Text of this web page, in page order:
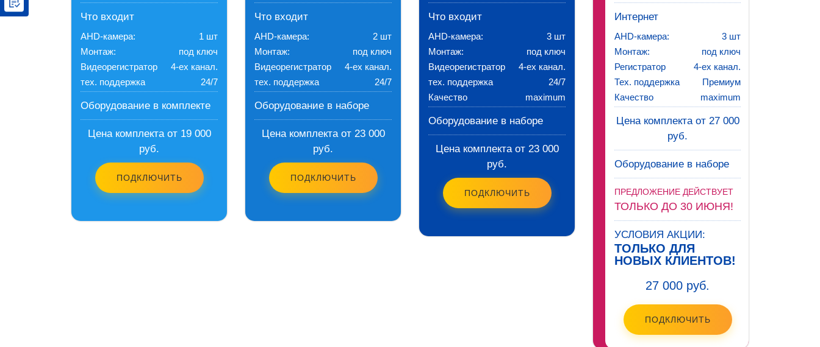
Что входит
AHD-камера:
1 шт
Монтаж:
под ключ
Видеорегистратор
4-ех канал.
тех. поддержка
24/7
Оборудование в комплекте
Цена комплекта от 19 000
руб.
ПОДКЛЮЧИТЬ
Что входит
AHD-камера:
2 шт
Монтаж:
под ключ
Видеорегистратор
4-ех канал.
тех. поддержка
24/7
Оборудование в наборе
Цена комплекта от 23 000
руб.
ПОДКЛЮЧИТЬ
Что входит
AHD-камера:
3 шт
Монтаж:
под ключ
Видеорегистратор
4-ех канал.
тех. поддержка
24/7
Качество
maximum
Оборудование в наборе
Цена комплекта от 23 000
руб.
ПОДКЛЮЧИТЬ
Интернет
AHD-камера:
3 шт
Монтаж:
под ключ
Регистратор
4-ех канал.
Тех. поддержка
Премиум
Качество
maximum
Цена комплекта от 27 000
руб.
Оборудование в наборе
ПРЕДЛОЖЕНИЕ ДЕЙСТВУЕТ
ТОЛЬКО ДО 30 ИЮНЯ!
УСЛОВИЯ АКЦИИ:
ТОЛЬКО ДЛЯ
НОВЫХ КЛИЕНТОВ!
27 000 руб.
ПОДКЛЮЧИТЬ